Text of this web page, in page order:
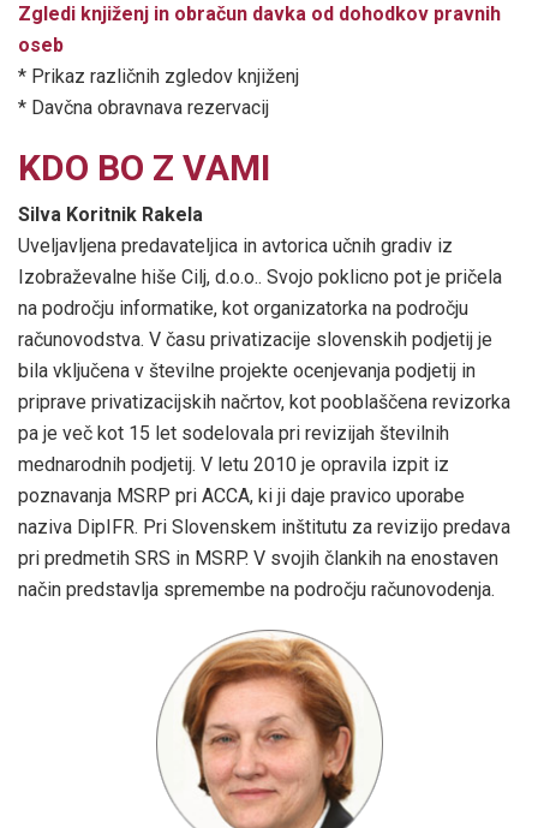
Zgledi knjiženj in obračun davka od dohodkov pravnih
oseb
* Prikaz različnih zgledov knjiženj
* Davčna obravnava rezervacij
KDO BO Z VAMI
Silva Koritnik Rakela
Uveljavljena predavateljica in avtorica učnih gradiv iz
Izobraževalne hiše Cilj, d.o.o.. Svojo poklicno pot je pričela
na področju informatike, kot organizatorka na področju
računovodstva. V času privatizacije slovenskih podjetij je
bila vključena v številne projekte ocenjevanja podjetij in
priprave privatizacijskih načrtov, kot pooblaščena revizorka
pa je več kot 15 let sodelovala pri revizijah številnih
mednarodnih podjetij. V letu 2010 je opravila izpit iz
poznavanja MSRP pri ACCA, ki ji daje pravico uporabe
naziva DipIFR. Pri Slovenskem inštitutu za revizijo predava
pri predmetih SRS in MSRP. V svojih člankih na enostaven
način predstavlja spremembe na področju računovodenja.